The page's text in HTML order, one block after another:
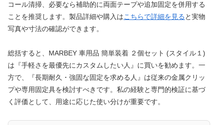
コール清掃、必要なら補助的に両面テープや追加固定を併用する
ことを推奨します。製品詳細や購入はこちらで詳細を見ると実物
写真や寸法の確認ができます。
総括すると、MARBEY 車用品 簡単装着 ２個セット (スタイル１)
は『手軽さを最優先にカスタムしたい人』に買いを勧めます。一
方で、『長期耐久・強固な固定を求める人』は従来の金属クリッ
プや専用固定具を検討すべきです。私の経験と専門的検証に基づ
く評価として、用途に応じた使い分けが重要です。